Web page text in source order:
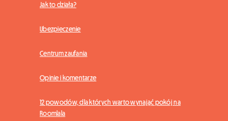
Jak to działa?
Ubezpieczenie
Centrum zaufania
Opinie i komentarze
12 powodów, dla których warto wynająć pokój na
Roomlala